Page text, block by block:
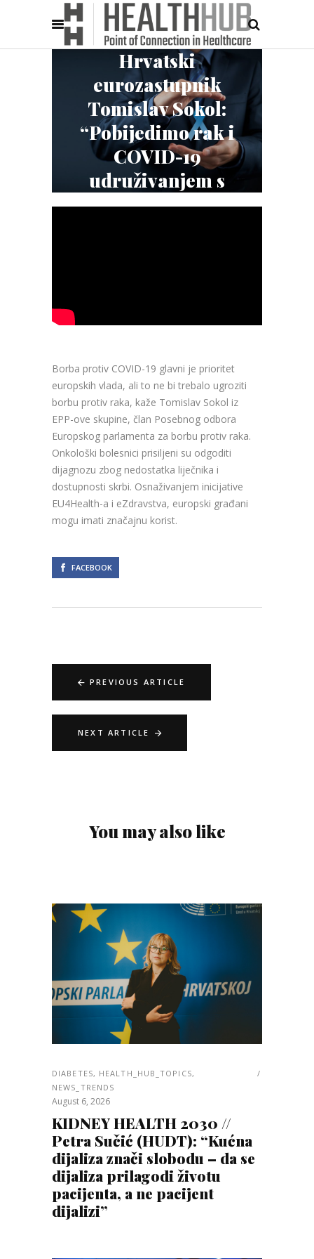
Hrvatski
eurozastupnik
Tomislav Sokol:
“Pobijedimo rak i
COVID-19
udruživanjem s
EU4Health”
Borba protiv COVID-19 glavni je prioritet
europskih vlada, ali to ne bi trebalo ugroziti
borbu protiv raka, kaže Tomislav Sokol iz
EPP-ove skupine, član Posebnog odbora
Europskog parlamenta za borbu protiv raka.
Onkološki bolesnici prisiljeni su odgoditi
dijagnozu zbog nedostatka liječnika i
dostupnosti skrbi. Osnaživanjem inicijative
EU4Health-a i eZdravstva, europski građani
mogu imati značajnu korist.
FACEBOOK
PREVIOUS ARTICLE
NEXT ARTICLE
You may also like
DIABETES, HEALTH_HUB_TOPICS,
NEWS_TRENDS
August 6, 2026
KIDNEY HEALTH 2030 //
Petra Sučić (HUDT): “Kućna
dijaliza znači slobodu – da se
dijaliza prilagodi životu
pacijenta, a ne pacijent
dijalizi”